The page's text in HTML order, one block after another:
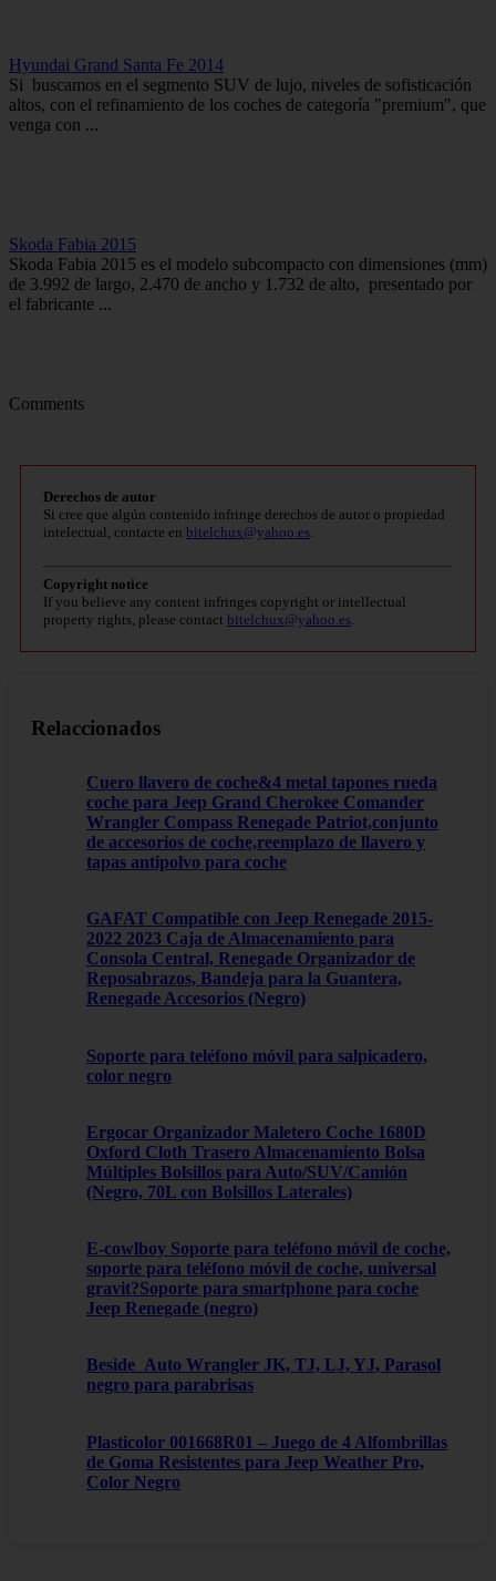
Hyundai Grand Santa Fe 2014
Si buscamos en el segmento SUV de lujo, niveles de sofisticación
altos, con el refinamiento de los coches de categoría "premium", que
venga con ...
Skoda Fabia 2015
Skoda Fabia 2015 es el modelo subcompacto con dimensiones (mm)
de 3.992 de largo, 2.470 de ancho y 1.732 de alto, presentado por
el fabricante ...
Comments
Derechos de autor
Si cree que algún contenido infringe derechos de autor o propiedad
intelectual, contacte en bitelchux@yahoo.es
Copyright notice
If you believe any content infringes copyright or intellectual
property rights, please contact bitelchux@yahoo.es
Relaccionados
Cuero llavero de coche&4 metal tapones rueda
coche para Jeep Grand Cherokee Comander
Wrangler Compass Renegade Patriot,conjunto
de accesorios de coche,reemplazo de llavero y
tapas antipolvo para coche
GAFAT Compatible con Jeep Renegade 2015-
2022 2023 Caja de Almacenamiento para
Consola Central, Renegade Organizador de
Reposabrazos, Bandeja para la Guantera,
Renegade Accesorios (Negro)
Soporte para teléfono móvil para salpicadero,
color negro
Ergocar Organizador Maletero Coche 1680D
Oxford Cloth Trasero Almacenamiento Bolsa
Múltiples Bolsillos para Auto/SUV/Camión
(Negro, 70L con Bolsillos Laterales)
E-cowlboy Soporte para teléfono móvil de coche,
soporte para teléfono móvil de coche, universal
gravit?Soporte para smartphone para coche
Jeep Renegade (negro)
Beside_Auto Wrangler JK, TJ, LJ, YJ, Parasol
negro para parabrisas
Plasticolor 001668R01 – Juego de 4 Alfombrillas
de Goma Resistentes para Jeep Weather Pro,
Color Negro